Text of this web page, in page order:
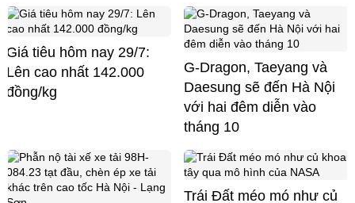
Giá tiêu hôm nay 29/7:
Lên cao nhất 142.000
đồng/kg
G-Dragon, Taeyang và
Daesung sẽ đến Hà Nội
với hai đêm diễn vào
tháng 10
Trái Đất méo mó như củ